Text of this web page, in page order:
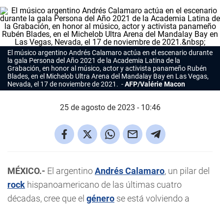
El músico argentinoAndrés Calamaroactúa en el escenario durante
la gala Persona del Año 2021 de la Academia Latina de la
Grabación, en honor al músico, actor y activista panameño Rubén
Blades, en el Michelob Ultra Arena del Mandalay Bay en Las Vegas,
Nevada, el 17 de noviembre de 2021.
AFP/Valérie Macon
25 de agosto de 2023 - 10:46
MÉXICO.- El argentinoAndrés Calamaro, un pilar del
rock hispanoamericano de las últimas cuatro
décadas, cree que el género se está volviendo a